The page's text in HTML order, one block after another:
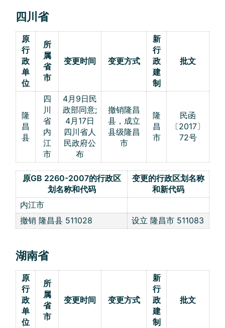
四川省
原
行
政
单
位
所
属
省
市
变更时间 变更方式
新
行
政
建
制
批文
隆
昌
县
四
川
省
内
江
市
4月9日民
政部同意;
4月17日
四川省人
民政府公
布
撤销隆昌
县，成立
县级隆昌
市
隆
昌
市
民函
〔2017〕
72号
原GB 2260-2007的行政区
划名称和代码
变更的行政区划名称
和新代码
内江市
撤销 隆昌县 511028
设立 隆昌市 511083
湖南省
原
行
政
单
位
所
属
省
市
变更时间 变更方式
新
行
政
建
制
批文